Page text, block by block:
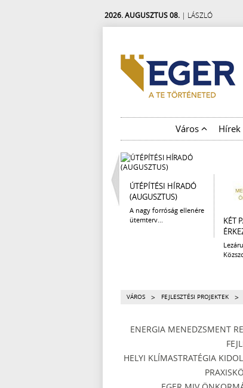
2026. AUGUSZTUS 08. | LÁSZLÓ
Város Hírek
ÚTÉPÍTÉSI HÍRADÓ
(AUGUSZTUS)
A nagy forróság ellenére
ütemterv...
KÉT
VÁROS > FEJLESZTÉSI PROJEKTEK >
ENERGIA MENEDZSMENT
HELYI KLÍMASTRATÉGIA